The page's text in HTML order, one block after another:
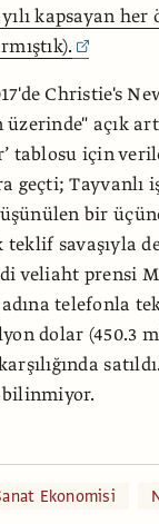
kapsayan
Christie's
açık
tablosu için
geçti; Tayvanlı
bir
savaşıyla
veliaht prensi
telefonla
dolar (450.3
bilinmiyor.
Ekonomisi